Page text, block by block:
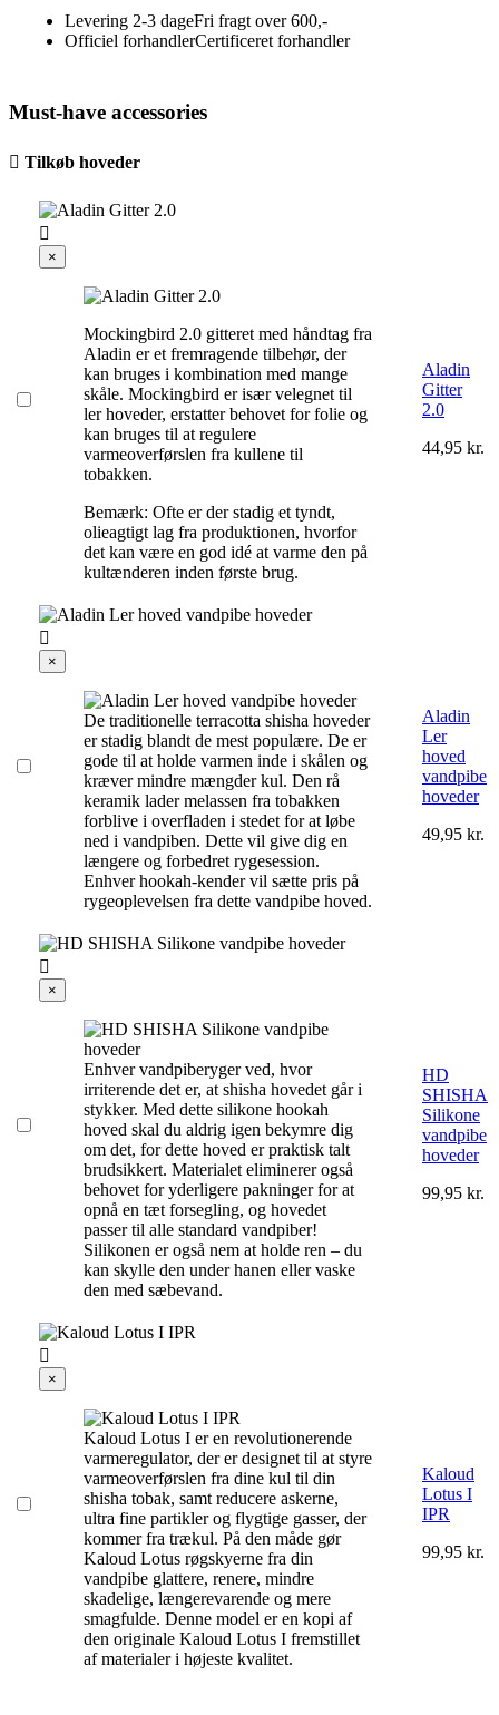
Levering 2-3 dageFri fragt over 600,-
Officiel forhandlerCertificeret forhandler
Must-have accessories
 Tilkøb hoveder

×
Mockingbird 2.0 gitteret med håndtag fra
Aladin er et fremragende tilbehør, der
kan bruges i kombination med mange
skåle. Mockingbird er især velegnet til
ler hoveder, erstatter behovet for folie og
kan bruges til at regulere
varmeoverførslen fra kullene til
tobakken.
Bemærk: Ofte er der stadig et tyndt,
olieagtigt lag fra produktionen, hvorfor
det kan være en god idé at varme den på
kultænderen inden første brug.
Aladin
Gitter
2.0
44,95 kr.

×
De traditionelle terracotta shisha hoveder
er stadig blandt de mest populære. De er
gode til at holde varmen inde i skålen og
kræver mindre mængder kul. Den rå
keramik lader melassen fra tobakken
forblive i overfladen i stedet for at løbe
ned i vandpiben. Dette vil give dig en
længere og forbedret rygesession.
Enhver hookah-kender vil sætte pris på
rygeoplevelsen fra dette vandpibe hoved.
Aladin
Ler
hoved
vandpibe
hoveder
49,95 kr.

×
Enhver vandpiberyger ved, hvor
irriterende det er, at shisha hovedet går i
stykker. Med dette silikone hookah
hoved skal du aldrig igen bekymre dig
om det, for dette hoved er praktisk talt
brudsikkert. Materialet eliminerer også
behovet for yderligere pakninger for at
opnå en tæt forsegling, og hovedet
passer til alle standard vandpiber!
Silikonen er også nem at holde ren – du
kan skylle den under hanen eller vaske
den med sæbevand.
HD
SHISHA
Silikone
vandpibe
hoveder
99,95 kr.

×
Kaloud Lotus I er en revolutionerende
varmeregulator, der er designet til at styre
varmeoverførslen fra dine kul til din
shisha tobak, samt reducere askerne,
ultra fine partikler og flygtige gasser, der
kommer fra trækul. På den måde gør
Kaloud Lotus røgskyerne fra din
vandpibe glattere, renere, mindre
skadelige, længerevarende og mere
smagfulde. Denne model er en kopi af
den originale Kaloud Lotus I fremstillet
af materialer i højeste kvalitet.
Kaloud
Lotus I
IPR
99,95 kr.